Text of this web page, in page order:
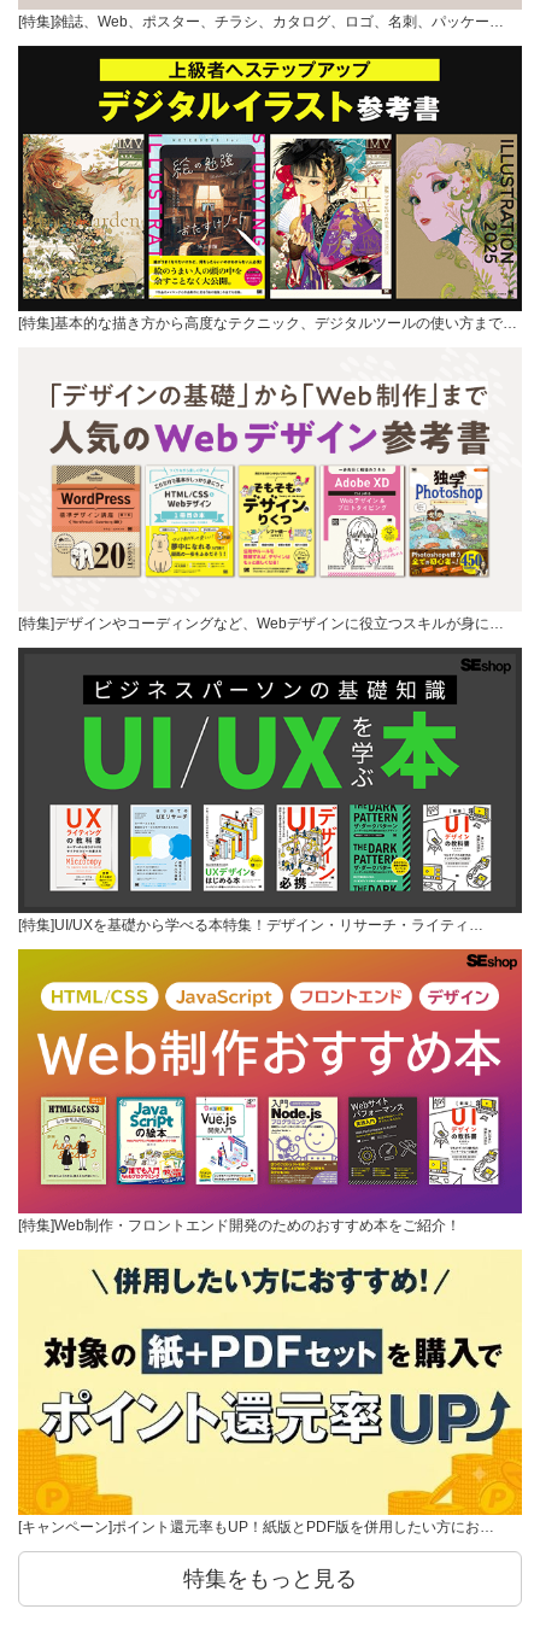
[特集]雑誌、Web、ポスター、チラシ、カタログ、ロゴ、名刺、パッケー…
[特集]基本的な描き方から高度なテクニック、デジタルツールの使い方まで…
[特集]デザインやコーディングなど、Webデザインに役立つスキルが身に…
[特集]UI/UXを基礎から学べる本特集！デザイン・リサーチ・ライティ…
[特集]Web制作・フロントエンド開発のためのおすすめ本をご紹介！
[キャンペーン]ポイント還元率もUP！紙版とPDF版を併用したい方にお…
特集をもっと見る